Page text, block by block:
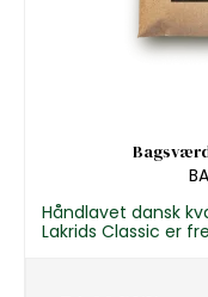
Håndlavet dansk
Lakrids Classic er